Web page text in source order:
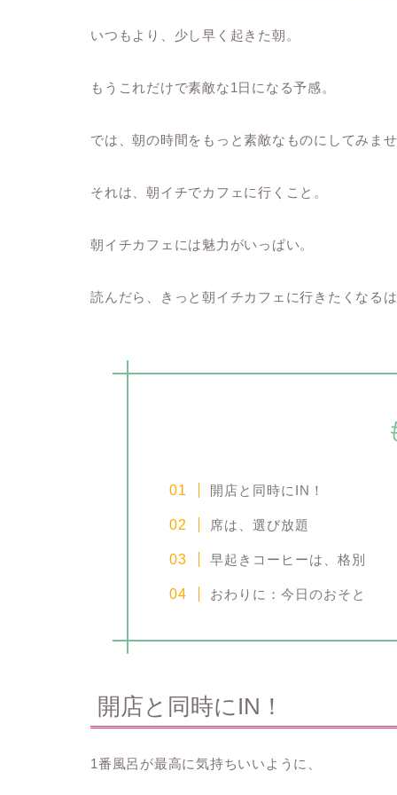
いつもより、少し早く起きた朝。
もうこれだけで素敵な1日になる予感。
では、朝の時間をもっと素敵なものにしてみま
それは、朝イチでカフェに行くこと。
朝イチカフェには魅力がいっぱい。
読んだら、きっと朝イチカフェに行きたくなるは
開店と同時にIN！
席は、選び放題
早起きコーヒーは、格別
おわりに：今日のおそと
開店と同時にIN！
1番風呂が最高に気持ちいいように、